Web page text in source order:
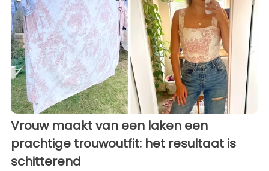
Vrouw maakt van een laken een
prachtige trouwoutfit: het resultaat is
schitterend